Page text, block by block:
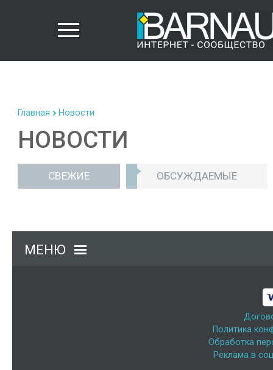
Главная Новости
НОВОСТИ
СВЕЖИЕ ОБСУЖДАЕМЫЕ
МЕНЮ
Политика
Обработка
Реклама в